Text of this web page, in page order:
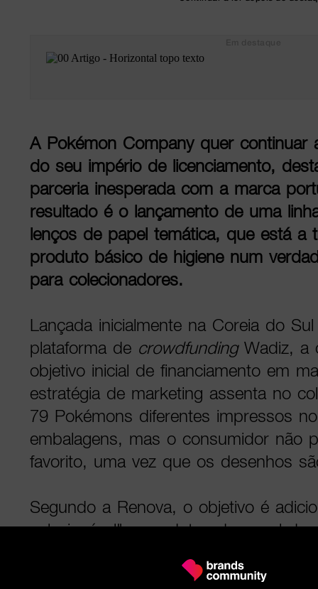
A Pokémon Company quer continuar
do seu império de licenciamento,
parceria inesperada com a marca
resultado é o lançamento de uma
lenços de papel temática, que está a
produto básico de higiene num
para colecionadores.
Lançada inicialmente na Coreia do
plataforma de crowdfundingWadiz, a
objetivo inicial de financiamento em
estratégia de marketing assenta no
79 Pokémons diferentes impressos
embalagens, mas o consumidor não
favorito, uma vez que os desenhos
Segundo a Renova, o objetivo é
colecionável" a produtos de papel de
"apanhá-los todos". A linha inclui